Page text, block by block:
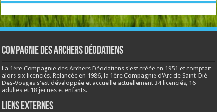
Compagnie des Archers Déodatiens
La 1ère Compagnie des Archers Déodatiens s'est créée en 1951 et comptait
alors six licenciés. Relancée en 1986, la 1ère Compagnie d'Arc de Saint-Dié-
Des-Vosges s'est développée et accueille actuellement 34 licenciés, 16
adultes et 18 jeunes et enfants.
Liens externes